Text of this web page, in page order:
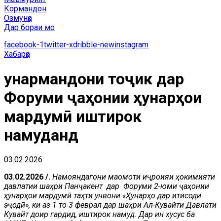
Кормандон
Озмунҳо
Дар бораи мо
facebook-1twitter-xdribble-newinstagram
Хабарҳо
Ҳунармандони тоҷик дар
Форуми ҷаҳонии ҳунарҳои
мардумӣ иштирок
намуданд
03.02.2026
03.02.2026 /. Намояндагони маомоти иҷроияиҳокимияти
давлатии шаҳри Панҷакент дар Форуми 2-юми ҷаҳонии
ҳунарҳои мардумӣ таҳти унвони «Ҳунарҳо дар иқтисоди
эҷодӣ», ки аз 1 то 3 феврал дар шаҳри Ал-Кувайти Давлати
Кувайт доир гардид, иштирок намуд. Дар ин хусус ба